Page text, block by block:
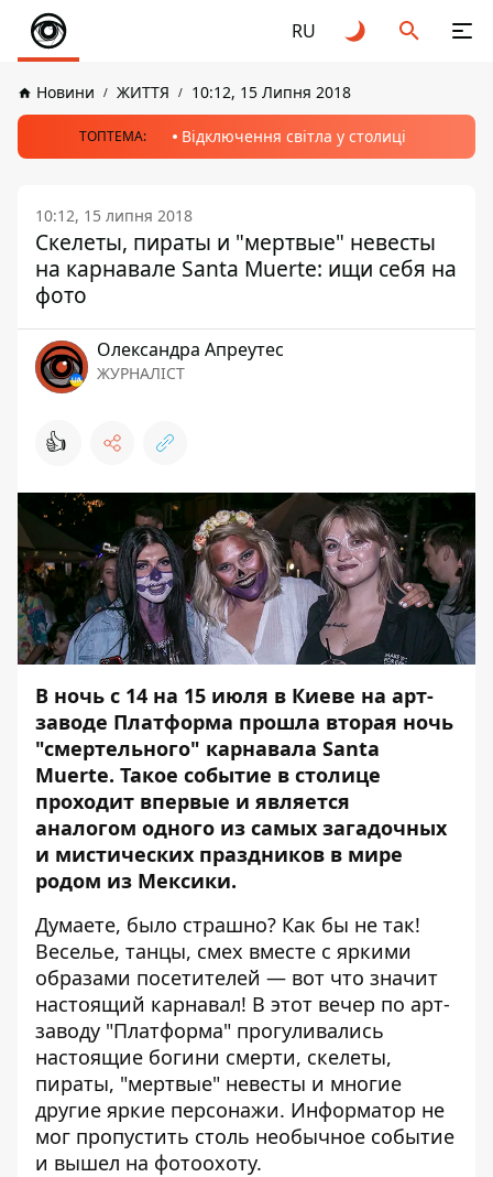
RU
Новини ЖИТТЯ 10:12, 15 Липня 2018
ТОПТЕМА: Відключення світла у столиці
10:12, 15 липня 2018
Скелеты, пираты и "мертвые" невесты
на карнавале Santa Muerte: ищи себя на
фото
Олександра Апреутес
ЖУРНАЛІСТ
👍
В ночь с 14 на 15 июля в Киеве на арт-
заводе Платформа прошла вторая ночь
"смертельного" карнавала Santa
Muerte. Такое событие в столице
проходит впервые и является
аналогом одного из самых загадочных
и мистических праздников в мире
родом из Мексики.
Думаете, было страшно? Как бы не так!
Веселье, танцы, смех вместе с яркими
образами посетителей — вот что значит
настоящий карнавал! В этот вечер по арт-
заводу "Платформа" прогуливались
настоящие богини смерти, скелеты,
пираты, "мертвые" невесты и многие
другие яркие персонажи. Информатор не
мог пропустить столь необычное событие
и вышел на фотоохоту.